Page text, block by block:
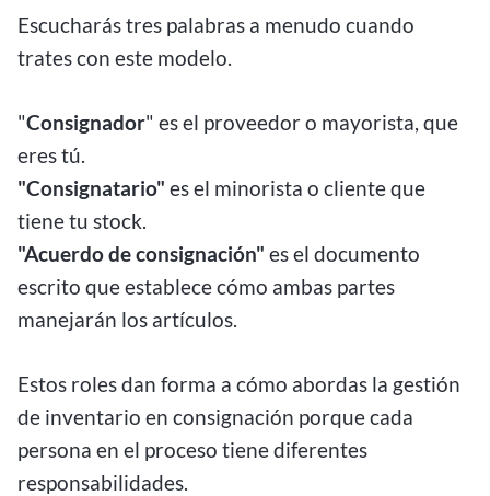
Escucharás tres palabras a menudo cuando
trates con este modelo.
"Consignador" es el proveedor o mayorista, que
eres tú.
"Consignatario" es el minorista o cliente que
tiene tu stock.
"Acuerdo de consignación" es el documento
escrito que establece cómo ambas partes
manejarán los artículos.
Estos roles dan forma a cómo abordas la gestión
de inventario en consignación porque cada
persona en el proceso tiene diferentes
responsabilidades.